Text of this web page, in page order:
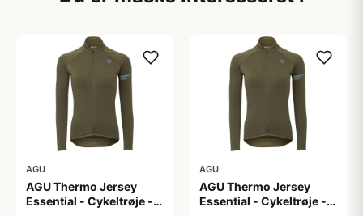
AGU
AGU Thermo Jersey
Essential - Cykeltrøje -
AGU
AGU Thermo Jersey
Essential - Cykeltrøje -